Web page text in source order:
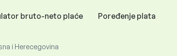
bruto-neto plaće Poređenje plata
i Herecegovina